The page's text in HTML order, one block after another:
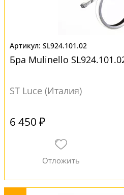
SL924.101.02
Бра Mulinello
ST Luce (Италия)
6 450 ₽